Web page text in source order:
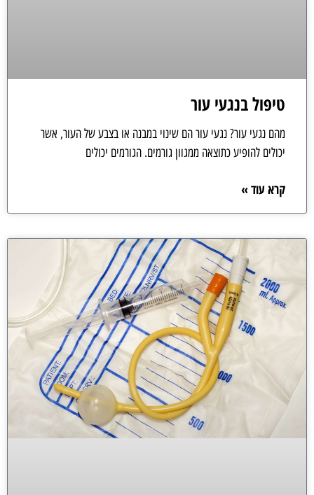
טיפול בנגעי עור
מהם נגעי עור? נגעי עור הם שינוי במבנה או בצבע של העור, אשר
יכולים להופיע כתוצאה ממגוון גורמים. הגורמים יכולים
קרא עוד »